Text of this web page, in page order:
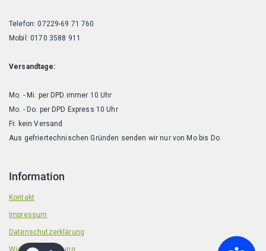
Telefon: 07229-69 71 760
Mobil: 0170 3588 911
Versandtage:
Mo. - Mi. per DPD immer 10 Uhr
Mo. - Do. per DPD Express 10 Uhr
Fr. kein Versand
Aus gefriertechnischen Gründen senden wir nur von Mo bis Do
Information
Kontakt
Impressum
Datenschutzerklärung
Widerrufsbelehrung